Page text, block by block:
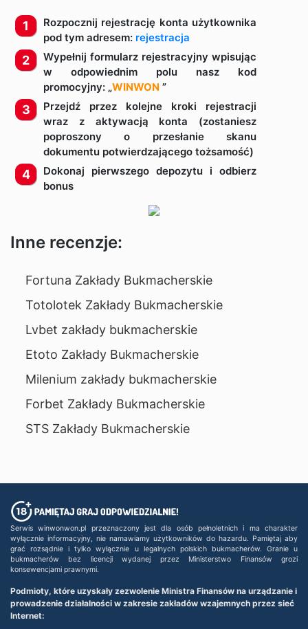
Rozpocznij rejestrację konta użytkownika
pod tym adresem: rejestracja
Wypełnij formularz rejestracyjny wpisując
w odpowiednim polu nasz kod
promocyjny: „WINWON ”
Przejdź przez kolejne kroki rejestracji
wraz z aktywacją konta (zostaniesz
poproszony o przesłanie skanu
dokumentu potwierdzającego tożsamość)
Dokonaj pierwszego depozytu i odbierz
bonus
Inne recenzje:
Fortuna Zakłady Bukmacherskie
Totolotek Zakłady Bukmacherskie
Lvbet zakłady bukmacherskie
Etoto Zakłady Bukmacherskie
Milenium zakłady bukmacherskie
Forbet Zakłady Bukmacherskie
STS Zakłady Bukmacherskie
Serwis winwonwon.pl przeznaczony jest dla osób pełnoletnich i ma charakter
wyłącznie informacyjny, nie namawiamy użytkowników do hazardu. Pamiętaj aby
grać rozsądnie i tylko wyłącznie u legalnych polskich bukmacherów. Granie u
bukmacherów bez licencji wydanej przez Ministerstwo Finansów grozi
konsewencjami prawnymi.
Podmioty, które uzyskały zezwolenie Ministra Finansów na urządzanie i
prowadzenie działalności w zakresie zakładów wzajemnych przez sieć
Internet: